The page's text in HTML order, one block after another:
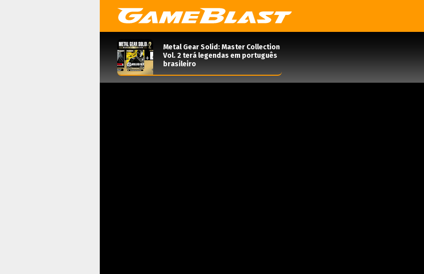
Metal Gear Solid: Master Collection
Vol. 2 terá legendas em português
brasileiro